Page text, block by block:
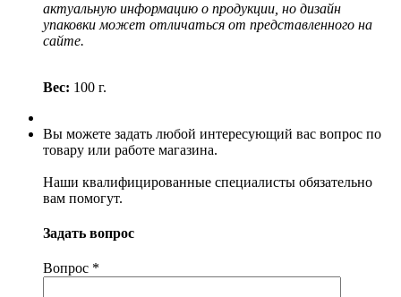
актуальную информацию о продукции, но дизайн
упаковки может отличаться от представленного на
сайте.
Вес: 100 г.
Вы можете задать любой интересующий вас вопрос по
товару или работе магазина.
Наши квалифицированные специалисты обязательно
вам помогут.
Задать вопрос
Вопрос *